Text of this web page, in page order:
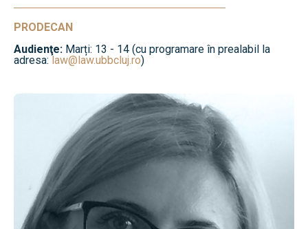
PRODECAN
Audienţe: Marți: 13 - 14 (cu programare în prealabil la
adresa:law@law.ubbcluj.ro)